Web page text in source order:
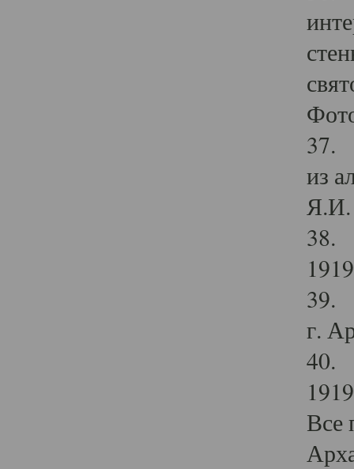
37.
из
Я.И.
38.
39.
г.
40.
Все